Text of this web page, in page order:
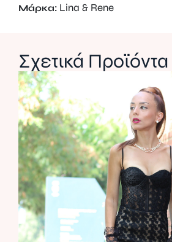
Μάρκα: Lina & Rene
Σχετικά Προϊόντα